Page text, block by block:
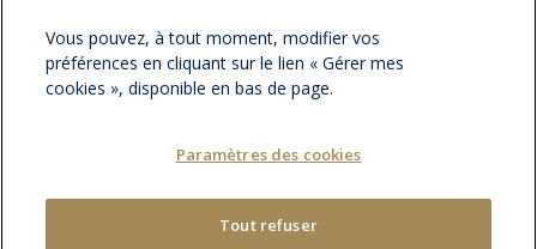
GÉRER MES COOKIES
Vous pouvez, à tout moment, modifier vos
préférences en cliquant sur le lien « Gérer mes
cookies », disponible en bas de page.
Paramètres des cookies
Tout refuser